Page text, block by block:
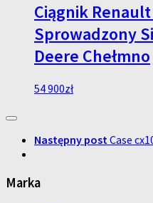
Ciągnik
Sprowadzony
Deere Chełmno
54 900zł
Następny postCase
Marka